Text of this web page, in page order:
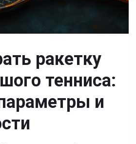
ракетку
тенниса:
и